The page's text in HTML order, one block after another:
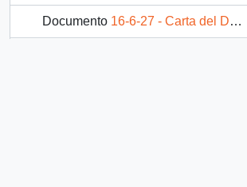
Documento 16-6-27 - Carta del Director (S) del Ceremonial y Protocolo del Ministerio de RR.EE. sr. F. Du Monceau., dirigida al sr. Carlos Bascuñán, Jefe de Gabinete del Presidente de la República, con referencia a la Solicitud de audiencia para una delegación del Bundestag Aleman que se encuentra en Chile